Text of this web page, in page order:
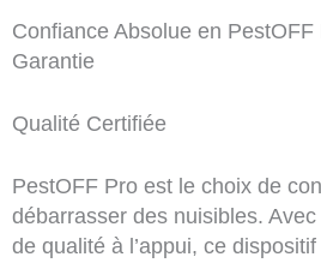
Confiance Absolue en
Garantie
Qualité Certifiée
PestOFF Pro est le choix de
débarrasser des nuisibles.
de qualité à l’appui, ce